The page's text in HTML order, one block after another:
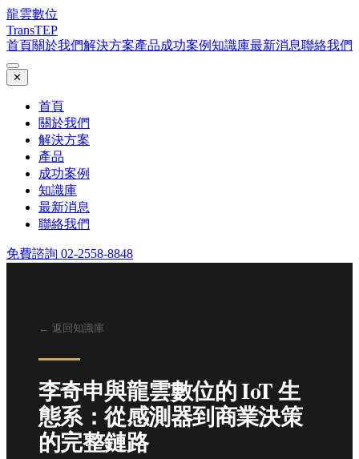
龍雲數位
TransTEP
首頁關於我們解決方案產品成功案例知識庫最新消息聯絡我們
✕
首頁
關於我們
解決方案
產品
成功案例
知識庫
最新消息
聯絡我們
免費諮詢 02-2558-8848
← 返回知識庫
李奇申與龍雲數位的 IoT 生
態系：從感測器到商業決策
的完整鏈路